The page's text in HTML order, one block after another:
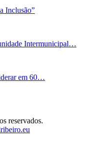
Inclusão”
Intermunicipal…
em 60…
reservados.